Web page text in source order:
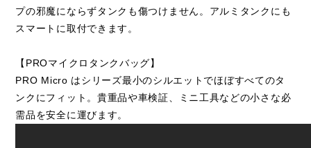
プの邪魔にならずタンクも傷つけません。アルミタンクにも
スマートに取付できます。
【PROマイクロタンクバッグ】
PRO Micro はシリーズ最小のシルエットでほぼすべてのタ
ンクにフィット。貴重品や車検証、ミニ工具などの小さな必
需品を安全に運びます。